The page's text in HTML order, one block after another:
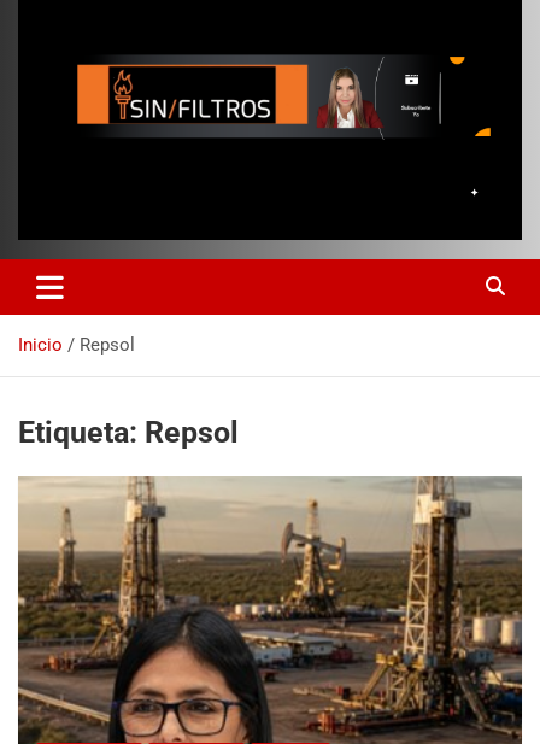
Inicio Repsol
Etiqueta: Repsol